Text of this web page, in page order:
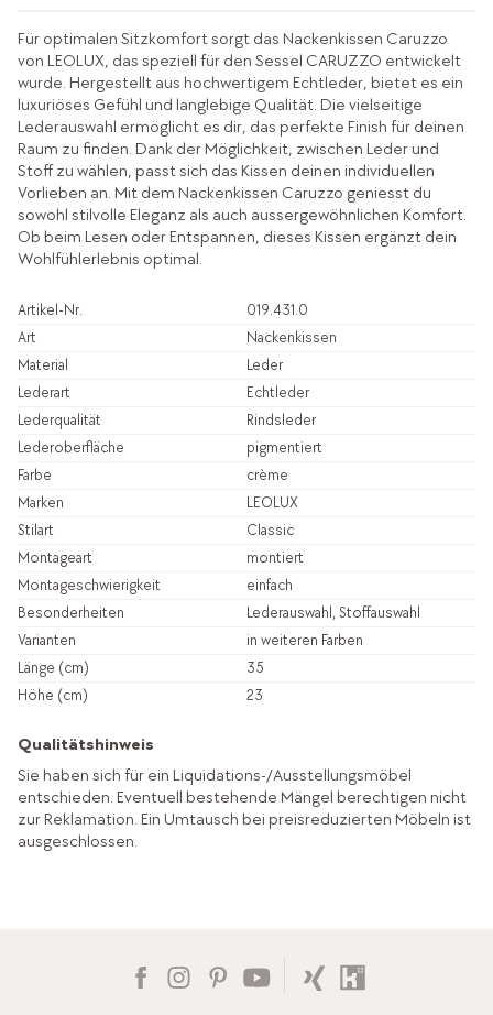
Für optimalen Sitzkomfort sorgt das Nackenkissen Caruzzo
von LEOLUX, das speziell für den Sessel CARUZZO entwickelt
wurde. Hergestellt aus hochwertigem Echtleder, bietet es ein
luxuriöses Gefühl und langlebige Qualität. Die vielseitige
Lederauswahl ermöglicht es dir, das perfekte Finish für deinen
Raum zu finden. Dank der Möglichkeit, zwischen Leder und
Stoff zu wählen, passt sich das Kissen deinen individuellen
Vorlieben an. Mit dem Nackenkissen Caruzzo geniesst du
sowohl stilvolle Eleganz als auch aussergewöhnlichen Komfort.
Ob beim Lesen oder Entspannen, dieses Kissen ergänzt dein
Wohlfühlerlebnis optimal.
Artikel-Nr.
019.431.0
Art
Nackenkissen
Material
Leder
Lederart
Echtleder
Lederqualität
Rindsleder
Lederoberfläche
pigmentiert
Farbe
crème
Marken
LEOLUX
Stilart
Classic
Montageart
montiert
Montageschwierigkeit
einfach
Besonderheiten
Lederauswahl, Stoffauswahl
Varianten
in weiteren Farben
Länge (cm)
35
Höhe (cm)
23
Qualitätshinweis
Sie haben sich für ein Liquidations-/Ausstellungsmöbel
entschieden. Eventuell bestehende Mängel berechtigen nicht
zur Reklamation. Ein Umtausch bei preisreduzierten Möbeln ist
ausgeschlossen.